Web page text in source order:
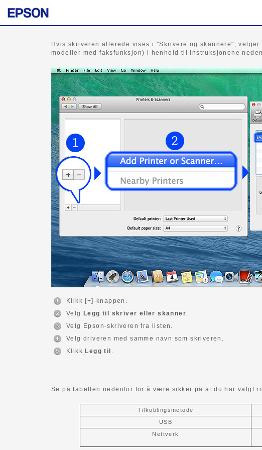
Hvis skriveren allerede vises i "Skrivere og skannere",
modeller med faksfunksjon) i henhold til instruksjonene
Klikk [+]-knappen.
Velg
Legg til skriver eller skanner.
Velg Epson-skriveren fra listen.
Velg driveren med samme navn som skriveren.
Klikk Legg til .
Se på tabellen nedenfor for å være sikker på at du har valgt
Tilkoblingsmetode
USB
Nettverk